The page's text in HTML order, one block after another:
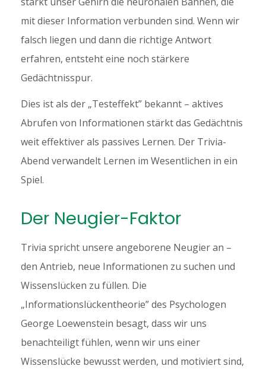
mit dieser Information verbunden sind. Wenn wir
falsch liegen und dann die richtige Antwort
erfahren, entsteht eine noch stärkere
Gedächtnisspur.
Dies ist als der „Testeffekt” bekannt – aktives
Abrufen von Informationen stärkt das Gedächtnis
weit effektiver als passives Lernen. Der Trivia-
Abend verwandelt Lernen im Wesentlichen in ein
Spiel.
Der Neugier-Faktor
Trivia spricht unsere angeborene Neugier an –
den Antrieb, neue Informationen zu suchen und
Wissenslücken zu füllen. Die
„Informationslückentheorie” des Psychologen
George Loewenstein besagt, dass wir uns
benachteiligt fühlen, wenn wir uns einer
Wissenslücke bewusst werden, und motiviert sind,